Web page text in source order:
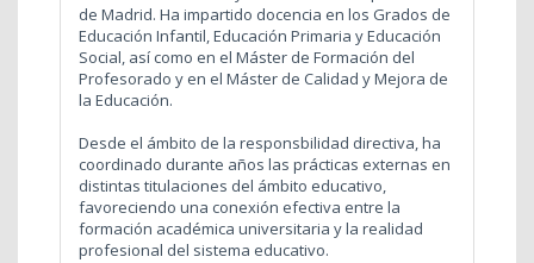
de Madrid. Ha impartido docencia en los Grados de
Educación Infantil, Educación Primaria y Educación
Social, así como en el Máster de Formación del
Profesorado y en el Máster de Calidad y Mejora de
la Educación.
Desde el ámbito de la responsbilidad directiva, ha
coordinado durante años las prácticas externas en
distintas titulaciones del ámbito educativo,
favoreciendo una conexión efectiva entre la
formación académica universitaria y la realidad
profesional del sistema educativo.